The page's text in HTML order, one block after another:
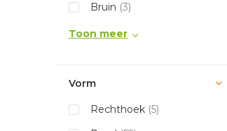
Bruin (3)
Toon meer
Vorm
Rechthoek (5)